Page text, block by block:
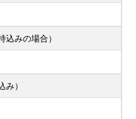
込みの場合）
み）